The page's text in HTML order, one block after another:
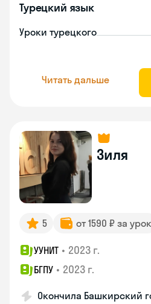
Турецкий язык
Уроки турецкого
Читать дальше
Зиля
5 от 1590 ₽ за урок
УУНИТ • 2023 г.
БГПУ • 2023 г.
Окончила Башкирский